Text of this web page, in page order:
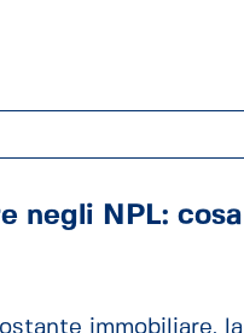
negli NPL: cosa
immobiliare, la